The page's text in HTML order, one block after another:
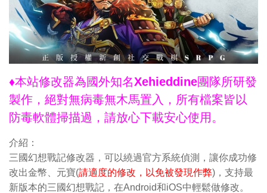
♦本站修改器為國外知名Xehieddine團隊所研發
製作，絕對無病毒無木馬置入，所有檔案皆以
防毒軟體掃描過，請放心下載安心使用。
介紹：
三國幻想戰記修改器，可以繞過官方系統偵測，讓你成功修
改出金幣、元寶(請適度的修改，以免被發現作弊)，支持最
新版本的三國幻想戰記，在Android和iOS中輕鬆做修改。